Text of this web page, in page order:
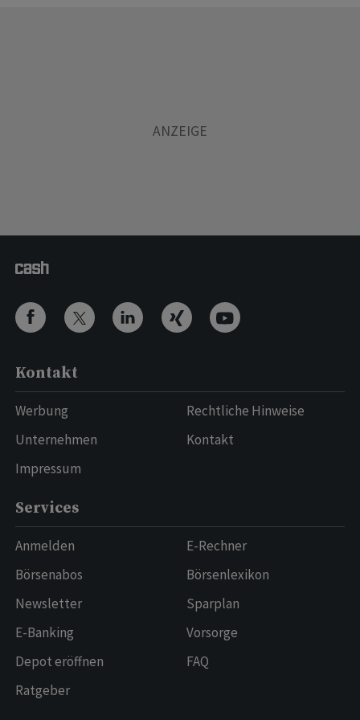
Kontakt
Werbung
Unternehmen
Impressum
Rechtliche Hinweise
Kontakt
Services
Anmelden
Börsenabos
Newsletter
E-Banking
Depot eröffnen
Ratgeber
E-Rechner
Börsenlexikon
Sparplan
Vorsorge
FAQ